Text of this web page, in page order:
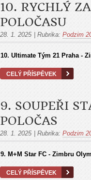
10. RYCHLÝ
POLOČASU
28. 1. 2025 Rubrika: Podzim
10. Ultimate Tým 21 Praha -
CELÝ PŘÍSPĚVEK
9. SOUPEŘI
POLOČAS
28. 1. 2025 Rubrika: Podzim
9. M+M Star FC - Zimbru
CELÝ PŘÍSPĚVEK